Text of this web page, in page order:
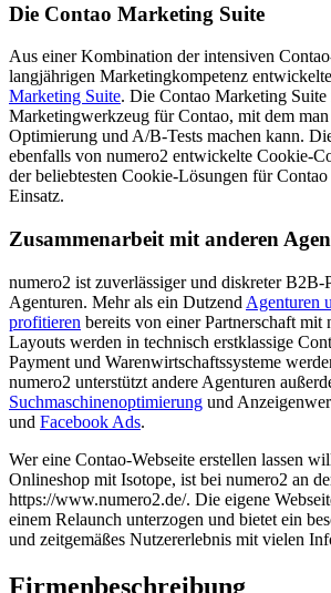
Die Contao Marketing Suite
Aus einer Kombination der intensiven
langjährigen Marketingkompetenz
Marketing Suite. Die Contao Marketing
Marketingwerkzeug für Contao, mit dem
Optimierung und A/B-Tests machen kann.
ebenfalls von numero2 entwickelte Cookie-
der beliebtesten Cookie-Lösungen für
Einsatz.
Zusammenarbeit mit anderen
numero2 ist zuverlässiger und diskreter B2B-
Agenturen. Mehr als ein Dutzend Agenturen
profitieren bereits von einer Partnerschaft mit
Layouts werden in technisch erstklassige
Payment und Warenwirtschaftssysteme
numero2 unterstützt andere Agenturen
Suchmaschinenoptimierung und
und Facebook Ads.
Wer eine Contao-Webseite erstellen lassen
Onlineshop mit Isotope, ist bei numero2 an
https://www.numero2.de/. Die eigene
einem Relaunch unterzogen und bietet ein
und zeitgemäßes Nutzererlebnis mit vielen
Firmenbeschreibung